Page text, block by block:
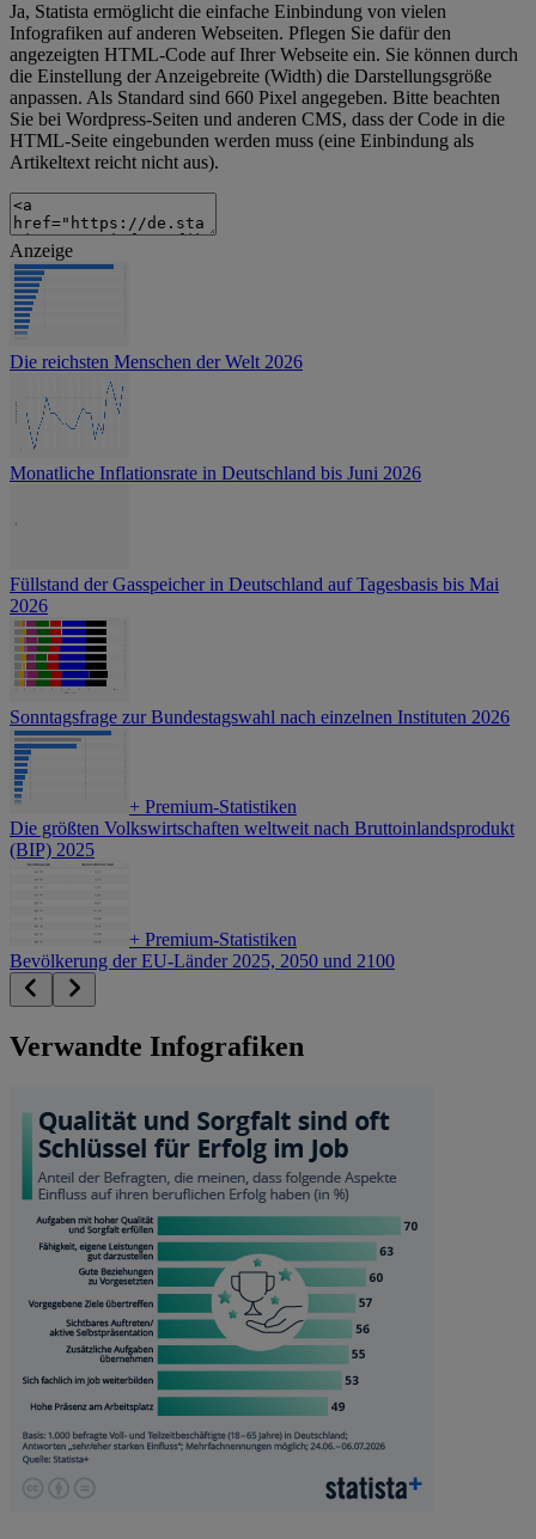
Ja, Statista ermöglicht die einfache Einbindung von vielen
Infografiken auf anderen Webseiten. Pflegen Sie dafür den
angezeigten HTML-Code auf Ihrer Webseite ein. Sie können durch
die Einstellung der Anzeigebreite (Width) die Darstellungsgröße
anpassen. Als Standard sind 660 Pixel angegeben. Bitte beachten
Sie bei Wordpress-Seiten und anderen CMS, dass der Code in die
HTML-Seite eingebunden werden muss (eine Einbindung als
Artikeltext reicht nicht aus).
Anzeige
Die reichsten Menschen der Welt 2026
Monatliche Inflationsrate in Deutschland bis Juni 2026
Füllstand der Gasspeicher in Deutschland auf Tagesbasis bis Mai
2026
Sonntagsfrage zur Bundestagswahl nach einzelnen Instituten 2026
+ Premium-Statistiken
Die größten Volkswirtschaften weltweit nach Bruttoinlandsprodukt
(BIP) 2025
+ Premium-Statistiken
Bevölkerung der EU-Länder 2025, 2050 und 2100
Verwandte Infografiken